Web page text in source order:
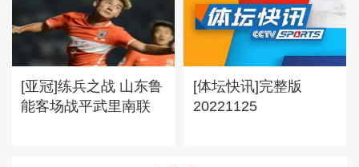
[亚冠]练兵之战 山东鲁
能客场战平武里南联
[体坛快讯]完整版
20221125